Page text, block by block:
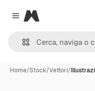
Close menu
Magnific
Home/Stock/Vettori/